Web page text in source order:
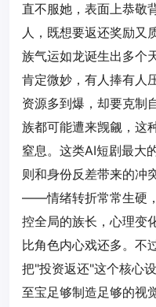
直不服她，表面上恭敬
人，既想要返还奖励又
族气运如龙诞生出多个
肯定微妙，有人捧有人
资源多到爆，却要克制
族都可能遭来觊觎，这
窒息。这类AI短剧最大
则和身份反差带来的冲
——情绪转折常常生硬
控全局的族长，心理变
比角色内心戏还多。不
把"投资返还"这个核心
至宝足够制造足够的视